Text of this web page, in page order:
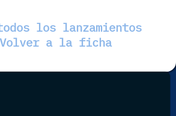
los lanzamientos
Volver a la ficha